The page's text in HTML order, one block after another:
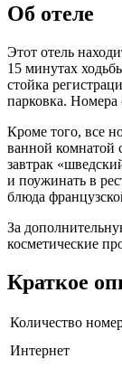
Об отеле
Этот отель
15 минутах
стойка
парковка.
Кроме того, все
ванной комнатой
завтрак
и поужинать в
блюда
За
косметические
Краткое
Количество
Интернет